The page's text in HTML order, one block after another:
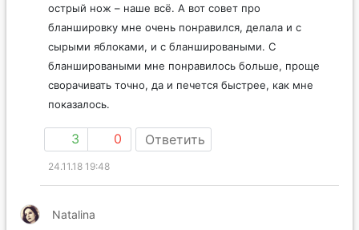
острый нож – наше всё. А вот совет про
бланшировку мне очень понравился, делала и с
сырыми яблоками, и с бланшироваными. С
бланшироваными мне понравилось больше, проще
сворачивать точно, да и печется быстрее, как мне
показалось.
3 0 Ответить
24.11.18 19:48
Natalina